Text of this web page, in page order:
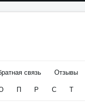
связь
Отзывы
П Р С Т